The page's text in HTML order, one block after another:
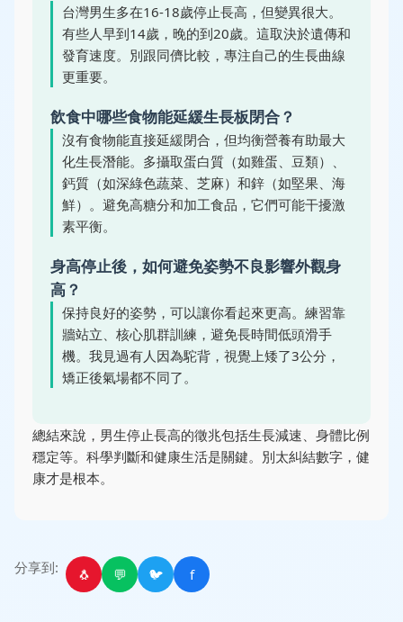
台灣男生多在16-18歲停止長高，但變異很大。
有些人早到14歲，晚的到20歲。這取決於遺傳和
發育速度。別跟同儕比較，專注自己的生長曲線
更重要。
飲食中哪些食物能延緩生長板閉合？
沒有食物能直接延緩閉合，但均衡營養有助最大
化生長潛能。多攝取蛋白質（如雞蛋、豆類）、
鈣質（如深綠色蔬菜、芝麻）和鋅（如堅果、海
鮮）。避免高糖分和加工食品，它們可能干擾激
素平衡。
身高停止後，如何避免姿勢不良影響外觀身
高？
保持良好的姿勢，可以讓你看起來更高。練習靠
牆站立、核心肌群訓練，避免長時間低頭滑手
機。我見過有人因為駝背，視覺上矮了3公分，
矯正後氣場都不同了。
總結來說，男生停止長高的徵兆包括生長減速、身體比例
穩定等。科學判斷和健康生活是關鍵。別太糾結數字，健
康才是根本。
分享到: 🐧 💬 🐦 f